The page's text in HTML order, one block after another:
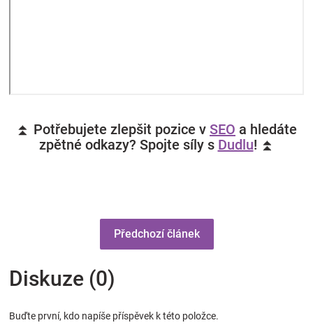
⏫ Potřebujete zlepšit pozice v SEO a hledáte
zpětné odkazy? Spojte síly s Dudlu! ⏫
Předchozí článek
Diskuze (0)
Buďte první, kdo napíše příspěvek k této položce.